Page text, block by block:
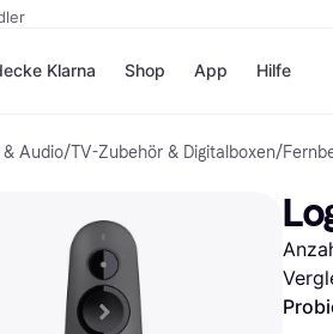
Klarna
Zahlungsmethoden
Teilzahlungen
Bezahle in bis zu 30
Tagen
Ratenzahlung
Shop
Shops
H&M
Temu
App Hilfe
& Audio/TV-Zubehör & Digitalboxen/